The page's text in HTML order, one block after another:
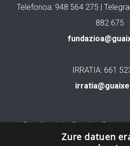
Telefonoa: 948 564 275 |
882 675
IRRATIA: 661
Gure lizentzia: Creative
Zure datuen